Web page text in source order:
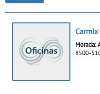
Morada:
8500-